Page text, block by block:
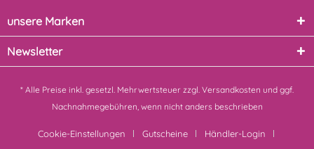
unsere Marken
Newsletter
* Alle Preise inkl. gesetzl. Mehrwertsteuer zzgl. Versandkosten und ggf.
Nachnahmegebühren, wenn nicht anders beschrieben
Cookie-Einstellungen Gutscheine
Händler-Login